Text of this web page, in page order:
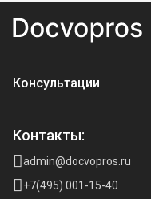
Консультации
Контакты:
admin@docvopros.ru
+7(495) 001-15-40